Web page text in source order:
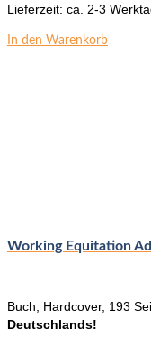
Lieferzeit: ca. 2-3
In den Warenkorb
Working Equitation
Buch, Hardcover, 193
Deutschlands!